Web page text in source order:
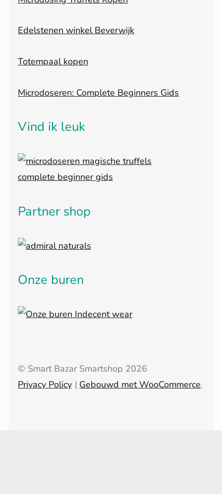
Edelstenen winkel Beverwijk
Totempaal kopen
Microdoseren: Complete Beginners Gids
Vind ik leuk
Partner shop
Onze buren
© Smart Bazar Smartshop 2026
Privacy Policy
Gebouwd met WooCommerce.